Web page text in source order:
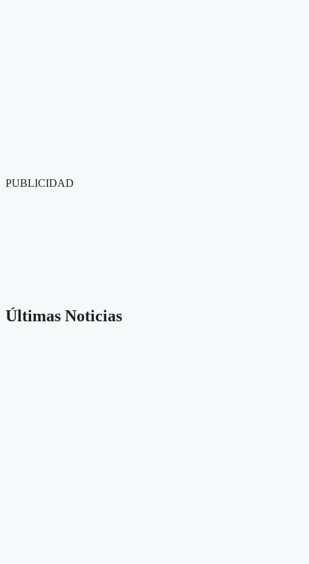
PUBLICIDAD
Últimas Noticias